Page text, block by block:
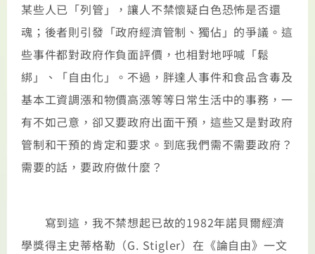
某些人已「列管」，讓人不禁懷疑白色恐怖是否還
魂；後者則引發「政府經濟管制、獨佔」的爭議。這
些事件都對政府作負面評價，也相對地呼喊「鬆
綁」、「自由化」。不過，胖達人事件和食品含毒及
基本工資調漲和物價高漲等等日常生活中的事務，一
有不如己意，卻又要政府出面干預，這些又是對政府
管制和干預的肯定和要求。到底我們需不需要政府？
需要的話，要政府做什麼？
寫到這，我不禁想起已故的1982年諾貝爾經濟
學獎得主史蒂格勒（G. Stigler）在《論自由》一文